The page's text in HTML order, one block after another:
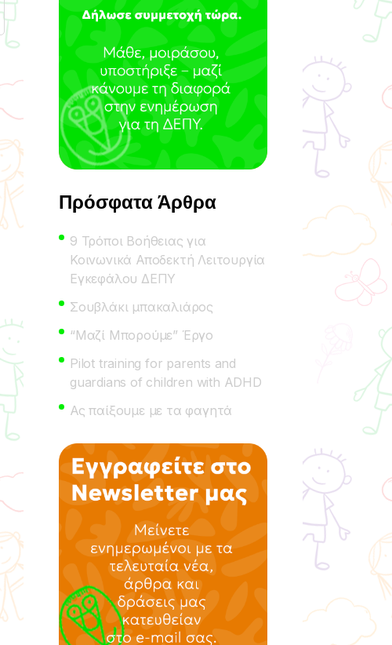
Πρόσφατα Άρθρα
9 Τρόποι Βοήθειας για
Κοινωνικά Αποδεκτή Λειτουργία
Εγκεφάλου ΔΕΠΥ
Σουβλάκι μπακαλιάρος
“Μαζί Μπορούμε” Έργο
Pilot training for parents and
guardians of children with ADHD
Ας παίξουμε με τα φαγητά